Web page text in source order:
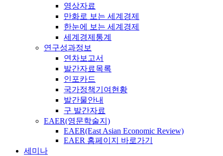
영상자료
만화로 보는 세계경제
한눈에 보는 세계경제
세계경제통계
연구성과정보
연차보고서
발간자료목록
인포카드
국가정책기여현황
발간물안내
구 발간자료
EAER(영문학술지)
EAER(East Asian Economic Review)
EAER 홈페이지 바로가기
세미나